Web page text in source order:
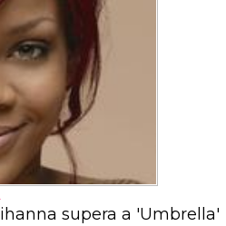
supera a 'Umbrella'